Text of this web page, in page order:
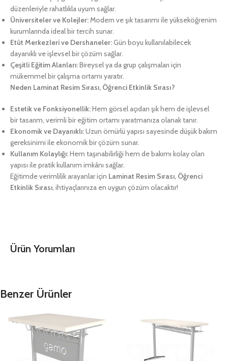
düzenleriyle rahatlıkla uyum sağlar.
Üniversiteler ve Kolejler:Modern ve şık tasarımı ile yükseköğrenim
kurumlarında ideal bir tercih sunar.
Etüt Merkezleri ve Dershaneler:Gün boyu kullanılabilecek
dayanıklı ve işlevsel bir çözüm sağlar.
Çeşitli Eğitim Alanları:Bireysel ya da grup çalışmaları için
mükemmel bir çalışma ortamı yaratır.
Neden Laminat Resim Sırası, Öğrenci Etkinlik Sırası?
Estetik ve Fonksiyonellik:Hem görsel açıdan şık hem de işlevsel
bir tasarım, verimli bir eğitim ortamı yaratmanıza olanak tanır.
Ekonomik ve Dayanıklı:Uzun ömürlü yapısı sayesinde düşük bakım
gereksinimi ile ekonomik bir çözüm sunar.
Kullanım Kolaylığı:Hem taşınabilirliği hem de bakımı kolay olan
yapısı ile pratik kullanım imkânı sağlar.
Eğitimde verimlilik arayanlar için Laminat Resim Sırası, Öğrenci
Etkinlik Sırası, ihtiyaçlarınıza en uygun çözüm olacaktır!
Ürün Yorumları
Benzer Ürünler